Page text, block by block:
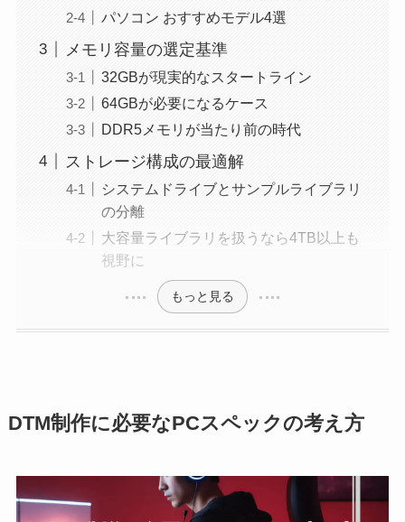
パソコン おすすめモデル4選
メモリ容量の選定基準
32GBが現実的なスタートライン
64GBが必要になるケース
DDR5メモリが当たり前の時代
ストレージ構成の最適解
システムドライブとサンプルライブラリ
の分離
大容量ライブラリを扱うなら4TB以上も
視野に
もっと見る
DTM制作に必要なPCスペックの考え方